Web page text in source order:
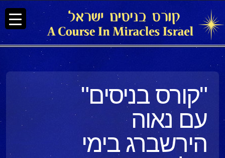
"קורס בניסים"
עם נאוה
הירשברג בימי